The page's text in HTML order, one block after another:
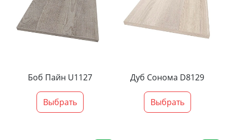
Боб Пайн U1127
Выбрать
Дуб Сонома D8129
Выбрать